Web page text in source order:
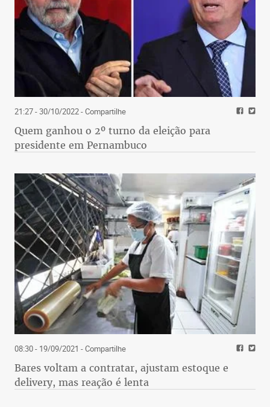
cruzeirenses, incrustados na toupeirada do
episódio Thiago Neves, mais um ex-atleta do
Cruzeiro que machucou a Turma do Sapatênis e
acertou com o Atlético de Lourdes logo em seguida,
me fizeram sentir saudade de ex-atletas e ex-
dirigentes como os contemporâneos de Felício
Brandi.
Se hoje o desprezo por Thiago Neves une o
sentimento de cruzeirenses e atleticanos de
sorrateiramente esquecida nas análises de boleiros.
Quando ele foi contratado em 2017 pela gestão
Gilvan de Pinho Tavares no Cruzeiro, não havia
nenhum indício de sua índole.
Já Sérgio 6a1 Câmara e seus diretores, ao contrário
de nós, cruzeirenses, já conheciam bem a postura
do jogador para com o povo mineiro (quem se
esqueceu do post sobre Brumadinho?), com a
Turma do Sapatênis e com as imagens do Atlético
de Lourdes e do Cruzeiro. Mesmo assim,
do técnico Sampaoli” e a satisfação interna por
terem ouvido do pseudoatleta “que iria correndo”
aceitar o convite. Parafraseando o escrito de um
21:27 - 30/10/2022- Compartilhe
Quem ganhou o 2º turno da eleição para
presidente em Pernambuco
08:30 - 19/09/2021 - Compartilhe
Bares voltam a contratar, ajustam estoque e
delivery, mas reação é lenta